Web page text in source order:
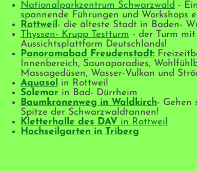
Nationalparkzentrum Schwarzwald -
spannende Führungen und Workshops
Rottweil- die älteste Stadt in Baden-
Thyssen- Krupp Testturm - der Turm
Aussichtsplattform Deutschlands!
Panoramabad Freudenstadt:
Innenbereich, Saunaparadies,
Massagedüsen, Wasser-Vulkan und
Aquasol in Rottweil
Solemar in Bad- Dürrheim
Baumkronenweg in Waldkirch- Gehen
Spitze der Schwarzwaldtannen!
Kletterhalle des DAV in Rottweil
Hochseilgarten in Triberg